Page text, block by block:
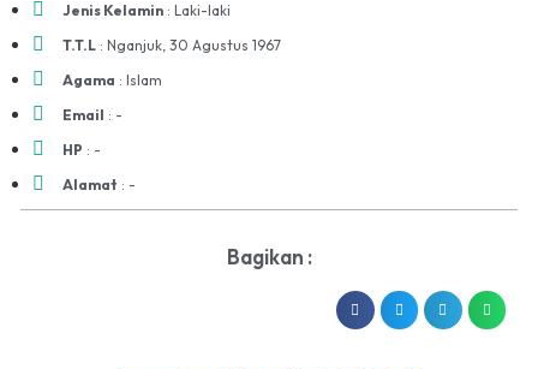
Jenis Kelamin : Laki-laki
T.T.L : Nganjuk, 30 Agustus 1967
Agama : Islam
Email : -
HP : -
Alamat : -
Bagikan :